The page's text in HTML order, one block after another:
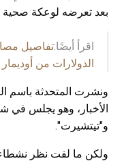
بعد تعرضه لوعكة صحية
اقرأ أيضًا:تفاصيل
الدولارات من أوديمار
ونشرت المتحدثة باسم
الأخبار، وهو يجلس في
و"تيتشيرت".
ولكن ما لفت نظر